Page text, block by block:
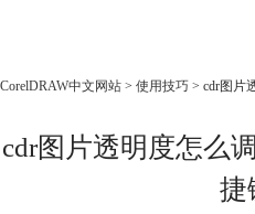
首页
产品
CorelDRAW中文网站 > 使用技巧 > cdr图片
cdr图片透明度怎么
捷